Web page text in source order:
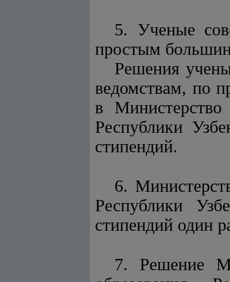
5. Ученые
простым
Решения
ведомствам, по
в Министерство
Республики
стипендий.
6.
Республики
стипендий один
7. Решение